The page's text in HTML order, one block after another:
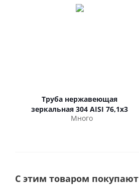
Труба нержавеющая
зеркальная 304 AISI 76,1х3
Много
С этим товаром покупают